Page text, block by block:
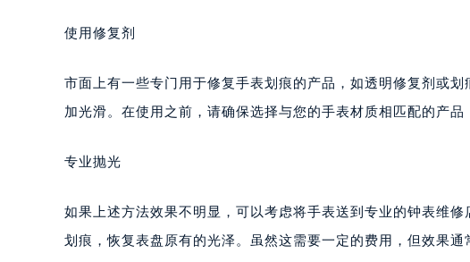
成都市锦江区人民东路6号SAC东原中心写字楼
重庆市江北区观音桥步行街2号融恒时代广场写
沈阳市沈河区中街路137号亨得利名表服务中心
乌鲁木齐市天山区红山路26号时代广场（
使用修复剂
市面上有一些专门用于修复手表划痕的产品，如透明修复剂或
加光滑。在使用之前，请确保选择与您的手表材质相匹配的产品
专业抛光
如果上述方法效果不明显，可以考虑将手表送到专业的钟表维
划痕，恢复表盘原有的光泽。虽然这需要一定的费用，但效果通